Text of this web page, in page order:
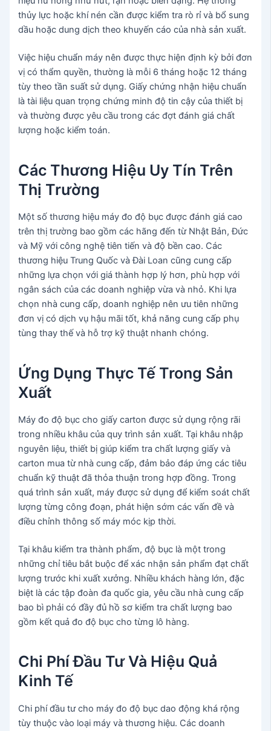
thủy lực hoặc khí nén cần được kiểm tra rò rỉ và bổ sung
dầu hoặc dung dịch theo khuyến cáo của nhà sản xuất.
Việc hiệu chuẩn máy nên được thực hiện định kỳ bởi đơn
vị có thẩm quyền, thường là mỗi 6 tháng hoặc 12 tháng
tùy theo tần suất sử dụng. Giấy chứng nhận hiệu chuẩn
là tài liệu quan trọng chứng minh độ tin cậy của thiết bị
và thường được yêu cầu trong các đợt đánh giá chất
lượng hoặc kiểm toán.
Các Thương Hiệu Uy Tín Trên
Thị Trường
Một số thương hiệu máy đo độ bục được đánh giá cao
trên thị trường bao gồm các hãng đến từ Nhật Bản, Đức
và Mỹ với công nghệ tiên tiến và độ bền cao. Các
thương hiệu Trung Quốc và Đài Loan cũng cung cấp
những lựa chọn với giá thành hợp lý hơn, phù hợp với
ngân sách của các doanh nghiệp vừa và nhỏ. Khi lựa
chọn nhà cung cấp, doanh nghiệp nên ưu tiên những
đơn vị có dịch vụ hậu mãi tốt, khả năng cung cấp phụ
tùng thay thế và hỗ trợ kỹ thuật nhanh chóng.
Ứng Dụng Thực Tế Trong Sản
Xuất
Máy đo độ bục cho giấy carton được sử dụng rộng rãi
trong nhiều khâu của quy trình sản xuất. Tại khâu nhập
nguyên liệu, thiết bị giúp kiểm tra chất lượng giấy và
carton mua từ nhà cung cấp, đảm bảo đáp ứng các tiêu
chuẩn kỹ thuật đã thỏa thuận trong hợp đồng. Trong
quá trình sản xuất, máy được sử dụng để kiểm soát chất
lượng từng công đoạn, phát hiện sớm các vấn đề và
điều chỉnh thông số máy móc kịp thời.
Tại khâu kiểm tra thành phẩm, độ bục là một trong
những chỉ tiêu bắt buộc để xác nhận sản phẩm đạt chất
lượng trước khi xuất xưởng. Nhiều khách hàng lớn, đặc
biệt là các tập đoàn đa quốc gia, yêu cầu nhà cung cấp
bao bì phải có đầy đủ hồ sơ kiểm tra chất lượng bao
gồm kết quả đo độ bục cho từng lô hàng.
Chi Phí Đầu Tư Và Hiệu Quả
Kinh Tế
Chi phí đầu tư cho máy đo độ bục dao động khá rộng
tùy thuộc vào loại máy và thương hiệu. Các doanh